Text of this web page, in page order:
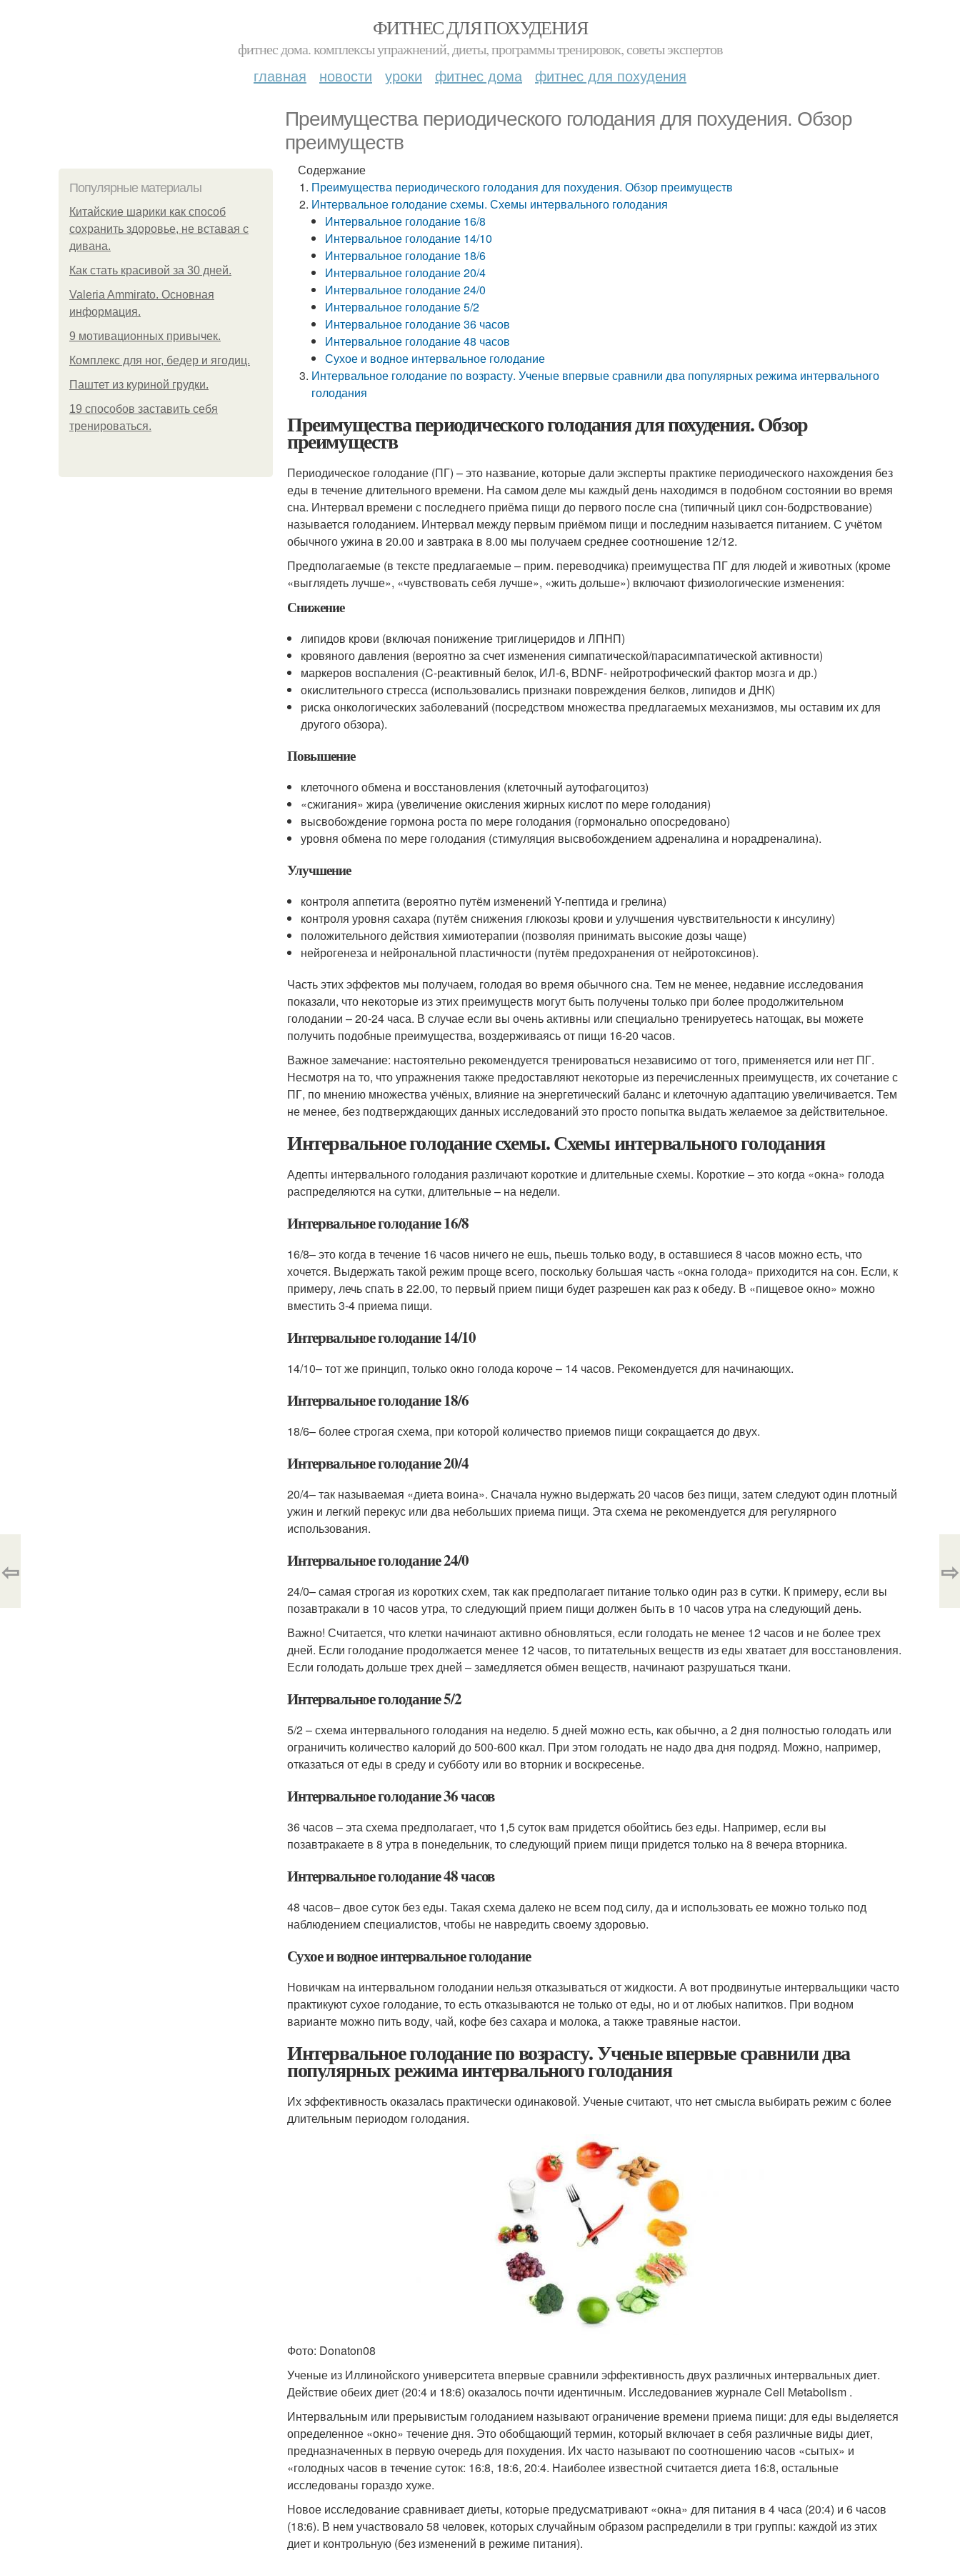
ФИТНЕС ДЛЯ ПОХУДЕНИЯ
фитнес дома. комплексы упражнений, диеты, программы тренировок, советы экспертов
главная новости уроки фитнес дома фитнес для похудения
Преимущества периодического голодания для похудения. Обзор
преимуществ
Популярные материалы
Китайские шарики как способ
сохранить здоровье, не вставая с
дивана.
Как стать красивой за 30 дней.
Valeria Ammirato. Основная
информация.
9 мотивационных привычек.
Комплекс для ног, бедер и ягодиц.
Паштет из куриной грудки.
19 способов заставить себя
тренироваться.
Содержание
Преимущества периодического голодания для похудения. Обзор преимуществ
Интервальное голодание схемы. Схемы интервального голодания
Интервальное голодание 16/8
Интервальное голодание 14/10
Интервальное голодание 18/6
Интервальное голодание 20/4
Интервальное голодание 24/0
Интервальное голодание 5/2
Интервальное голодание 36 часов
Интервальное голодание 48 часов
Сухое и водное интервальное голодание
Интервальное голодание по возрасту. Ученые впервые сравнили два популярных режима интервального
голодания
Преимущества периодического голодания для похудения. Обзор
преимуществ
Периодическое голодание (ПГ) – это название, которые дали эксперты практике периодического нахождения без
еды в течение длительного времени. На самом деле мы каждый день находимся в подобном состоянии во время
сна. Интервал времени с последнего приёма пищи до первого после сна (типичный цикл сон-бодрствование)
называется голоданием. Интервал между первым приёмом пищи и последним называется питанием. С учётом
обычного ужина в 20.00 и завтрака в 8.00 мы получаем среднее соотношение 12/12.
Предполагаемые (в тексте предлагаемые – прим. переводчика) преимущества ПГ для людей и животных (кроме
«выглядеть лучше», «чувствовать себя лучше», «жить дольше») включают физиологические изменения:
Снижение
липидов крови (включая понижение триглицеридов и ЛПНП)
кровяного давления (вероятно за счет изменения симпатической/парасимпатической активности)
маркеров воспаления (C-реактивный белок, ИЛ-6, BDNF- нейротрофический фактор мозга и др.)
окислительного стресса (использовались признаки повреждения белков, липидов и ДНК)
риска онкологических заболеваний (посредством множества предлагаемых механизмов, мы оставим их для
другого обзора).
Повышение
клеточного обмена и восстановления (клеточный аутофагоцитоз)
«сжигания» жира (увеличение окисления жирных кислот по мере голодания)
высвобождение гормона роста по мере голодания (гормонально опосредовано)
уровня обмена по мере голодания (стимуляция высвобождением адреналина и норадреналина).
Улучшение
контроля аппетита (вероятно путём изменений Y-пептида и грелина)
контроля уровня сахара (путём снижения глюкозы крови и улучшения чувствительности к инсулину)
положительного действия химиотерапии (позволяя принимать высокие дозы чаще)
нейрогенеза и нейрональной пластичности (путём предохранения от нейротоксинов).
Часть этих эффектов мы получаем, голодая во время обычного сна. Тем не менее, недавние исследования
показали, что некоторые из этих преимуществ могут быть получены только при более продолжительном
голодании – 20-24 часа. В случае если вы очень активны или специально тренируетесь натощак, вы можете
получить подобные преимущества, воздерживаясь от пищи 16-20 часов.
Важное замечание: настоятельно рекомендуется тренироваться независимо от того, применяется или нет ПГ.
Несмотря на то, что упражнения также предоставляют некоторые из перечисленных преимуществ, их сочетание с
ПГ, по мнению множества учёных, влияние на энергетический баланс и клеточную адаптацию увеличивается. Тем
не менее, без подтверждающих данных исследований это просто попытка выдать желаемое за действительное.
Интервальное голодание схемы. Схемы интервального голодания
Адепты интервального голодания различают короткие и длительные схемы. Короткие – это когда «окна» голода
распределяются на сутки, длительные – на недели.
Интервальное голодание 16/8
16/8– это когда в течение 16 часов ничего не ешь, пьешь только воду, в оставшиеся 8 часов можно есть, что
хочется. Выдержать такой режим проще всего, поскольку большая часть «окна голода» приходится на сон. Если, к
примеру, лечь спать в 22.00, то первый прием пищи будет разрешен как раз к обеду. В «пищевое окно» можно
вместить 3-4 приема пищи.
Интервальное голодание 14/10
14/10– тот же принцип, только окно голода короче – 14 часов. Рекомендуется для начинающих.
Интервальное голодание 18/6
18/6– более строгая схема, при которой количество приемов пищи сокращается до двух.
Интервальное голодание 20/4
20/4– так называемая «диета воина». Сначала нужно выдержать 20 часов без пищи, затем следуют один плотный
ужин и легкий перекус или два небольших приема пищи. Эта схема не рекомендуется для регулярного
использования.
Интервальное голодание 24/0
24/0– самая строгая из коротких схем, так как предполагает питание только один раз в сутки. К примеру, если вы
позавтракали в 10 часов утра, то следующий прием пищи должен быть в 10 часов утра на следующий день.
Важно! Считается, что клетки начинают активно обновляться, если голодать не менее 12 часов и не более трех
дней. Если голодание продолжается менее 12 часов, то питательных веществ из еды хватает для восстановления.
Если голодать дольше трех дней – замедляется обмен веществ, начинают разрушаться ткани.
Интервальное голодание 5/2
5/2 – схема интервального голодания на неделю. 5 дней можно есть, как обычно, а 2 дня полностью голодать или
ограничить количество калорий до 500-600 ккал. При этом голодать не надо два дня подряд. Можно, например,
отказаться от еды в среду и субботу или во вторник и воскресенье.
Интервальное голодание 36 часов
36 часов – эта схема предполагает, что 1,5 суток вам придется обойтись без еды. Например, если вы
позавтракаете в 8 утра в понедельник, то следующий прием пищи придется только на 8 вечера вторника.
Интервальное голодание 48 часов
48 часов– двое суток без еды. Такая схема далеко не всем под силу, да и использовать ее можно только под
наблюдением специалистов, чтобы не навредить своему здоровью.
Сухое и водное интервальное голодание
Новичкам на интервальном голодании нельзя отказываться от жидкости. А вот продвинутые интервальщики часто
практикуют сухое голодание, то есть отказываются не только от еды, но и от любых напитков. При водном
варианте можно пить воду, чай, кофе без сахара и молока, а также травяные настои.
Интервальное голодание по возрасту. Ученые впервые сравнили два
популярных режима интервального голодания
Их эффективность оказалась практически одинаковой. Ученые считают, что нет смысла выбирать режим с более
длительным периодом голодания.
Фото: Donaton08
Ученые из Иллинойского университета впервые сравнили эффективность двух различных интервальных диет.
Действие обеих диет (20:4 и 18:6) оказалось почти идентичным. Исследованиев журнале Cell Metabolism .
Интервальным или прерывистым голоданием называют ограничение времени приема пищи: для еды выделяется
определенное «окно» течение дня. Это обобщающий термин, который включает в себя различные виды диет,
предназначенных в первую очередь для похудения. Их часто называют по соотношению часов «сытых» и
«голодных часов в течение суток: 16:8, 18:6, 20:4. Наиболее известной считается диета 16:8, остальные
исследованы гораздо хуже.
Новое исследование сравнивает диеты, которые предусматривают «окна» для питания в 4 часа (20:4) и 6 часов
(18:6). В нем участвовало 58 человек, которых случайным образом распределили в три группы: каждой из этих
диет и контрольную (без изменений в режиме питания).
⇦ ⇨